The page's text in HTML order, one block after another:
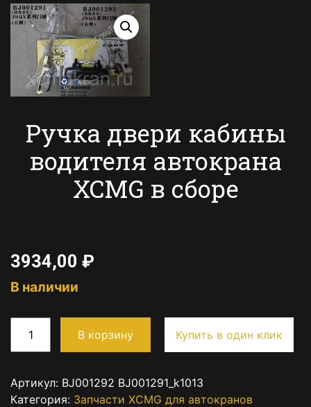
Ручка двери кабины
водителя автокрана
XCMG в сборе
3934,00 ₽
В наличии
В корзину Купить в один клик
Артикул: BJ001292 BJ001291_k1013
Категория: Запчасти XCMG для автокранов